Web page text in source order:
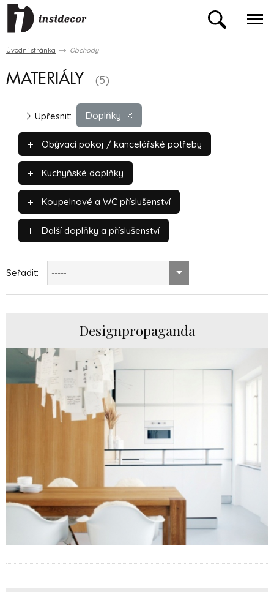
Úvodní stránka Obchody
MATERIÁLY (5)
Doplňky
Upřesnit:
Obývací pokoj / kancelářské potřeby
Kuchyňské doplňky
Koupelnové a WC příslušenství
Další doplňky a příslušenství
Seřadit: -----
Designpropaganda